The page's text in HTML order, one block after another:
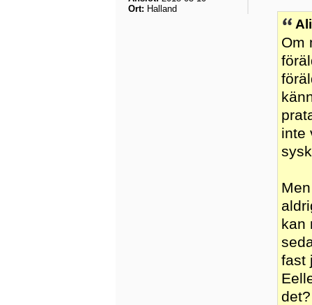
Om
inte
kan
fast
Ort: Halland